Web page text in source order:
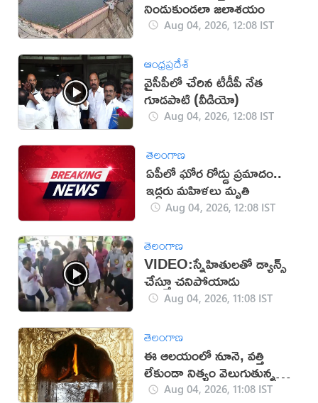
నిండుకుండలా జలాశయం
Aug 04, 2026, 12:08 IST
ఆంధ్రప్రదేశ్
వైసీపీలో చేరిన టీడీపీ నేత
గూడ‌పాటి (వీడియో)
Aug 04, 2026, 12:08 IST
తెలంగాణ
ఏపీలో ఘోర రోడ్డు ప్రమాదం..
ఇద్దరు మహిళలు మృతి
Aug 04, 2026, 12:08 IST
తెలంగాణ
VIDEO:స్నేహితులతో డ్యాన్స్
చేస్తూ చనిపోయాడు
Aug 04, 2026, 11:08 IST
తెలంగాణ
ఈ ఆలయంలో నూనె, వత్తి
లేకుండా నిత్యం వెలుగుతున్న
జ్వాలలుAug 04, 2026, 11:08 IST